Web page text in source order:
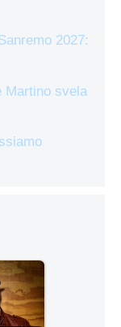
2027:
Martino svela